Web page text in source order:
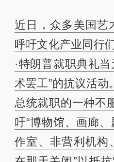
近日，众多美国艺
呼吁文化产业同行
·特朗普就职典礼
术罢工”的抗议活动
总统就职的一种不
吁“博物馆、画廊
作室、非营利机构